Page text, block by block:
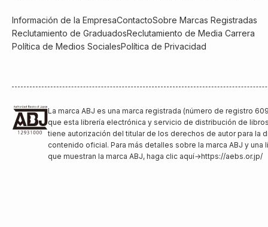
Información de la EmpresaContactoSobre Marcas Registradas
Reclutamiento de GraduadosReclutamiento de Media Carrera
Política de Medios SocialesPolítica de Privacidad
La marca ABJ es una marca registrada (número de registro
que esta librería electrónica y servicio de distribución de
tiene autorización del titular de los derechos de autor para la
contenido oficial. Para más detalles sobre la marca ABJ y una
que muestran la marca ABJ, haga clic aquí→https://aebs.or.jp/